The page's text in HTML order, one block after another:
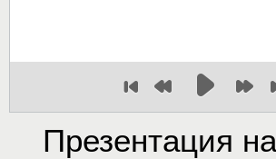
Презентация